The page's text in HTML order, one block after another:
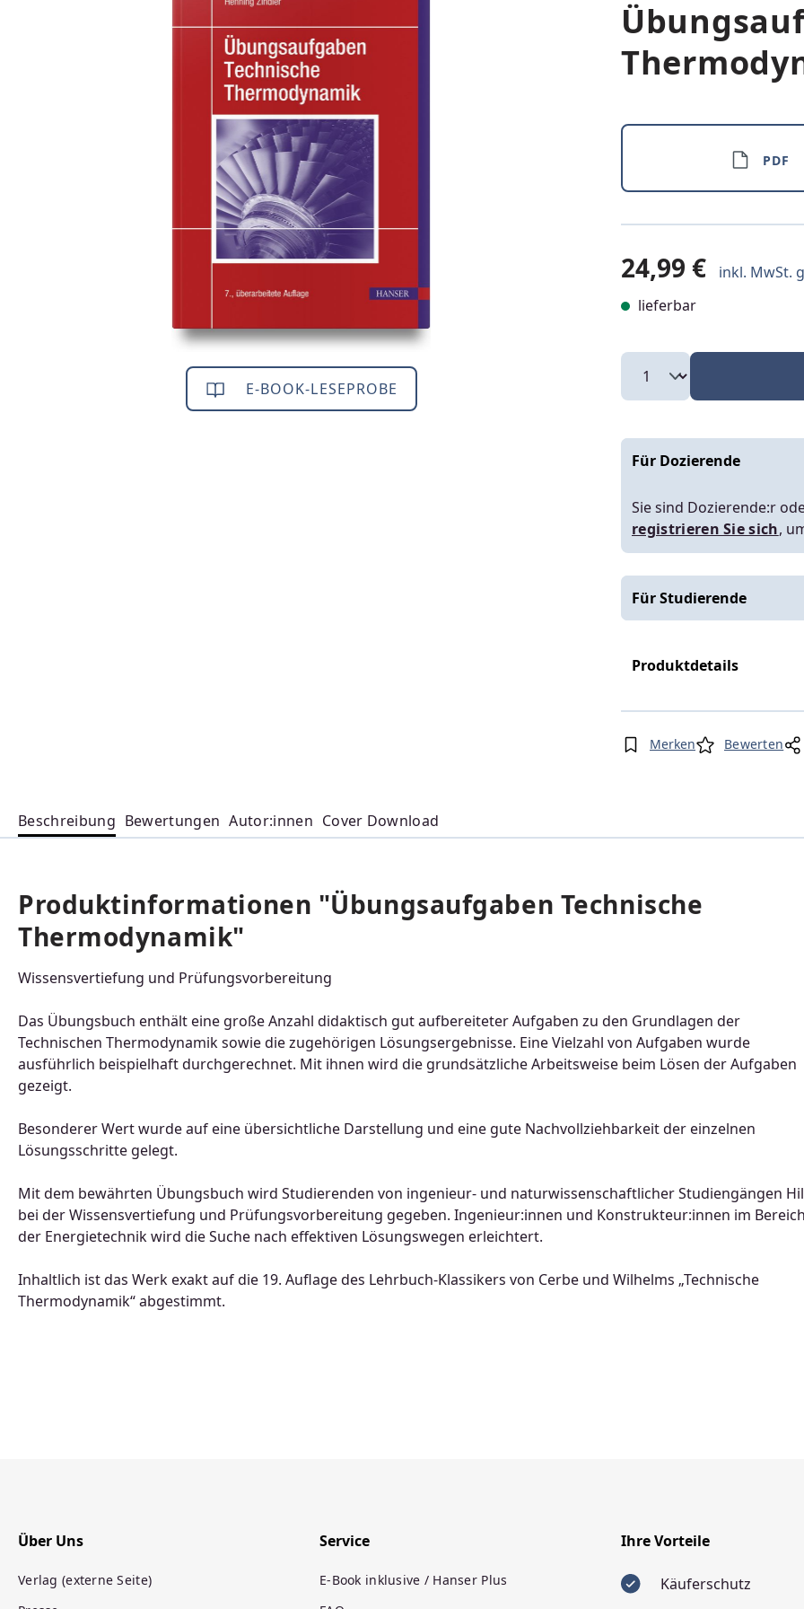
E-BOOK-LESEPROBE
PDF
24,99 €
inkl. MwSt.
lieferbar
Für Dozierende
Sie sind Dozierende:r
registrieren Sie sich,
Für Studierende
Produktdetails
Merken Bewerten
Beschreibung Bewertungen Autor:innen Cover Download
Produktinformationen "Übungsaufgaben Technische
Thermodynamik"
Wissensvertiefung und Prüfungsvorbereitung
Das Übungsbuch enthält eine große Anzahl didaktisch gut aufbereiteter Aufgaben zu den Grundlagen der
Technischen Thermodynamik sowie die zugehörigen Lösungsergebnisse. Eine Vielzahl von Aufgaben wurde
ausführlich beispielhaft durchgerechnet. Mit ihnen wird die grundsätzliche Arbeitsweise beim Lösen der Aufgaben
gezeigt.
Besonderer Wert wurde auf eine übersichtliche Darstellung und eine gute Nachvollziehbarkeit der einzelnen
Lösungsschritte gelegt.
Mit dem bewährten Übungsbuch wird Studierenden von ingenieur- und naturwissenschaftlicher Studiengängen
bei der Wissensvertiefung und Prüfungsvorbereitung gegeben. Ingenieur:innen und Konstrukteur:innen im
der Energietechnik wird die Suche nach effektiven Lösungswegen erleichtert.
Inhaltlich ist das Werk exakt auf die 19. Auflage des Lehrbuch-Klassikers von Cerbe und Wilhelms „Technische
Thermodynamik“ abgestimmt.
Über Uns
Verlag (externe Seite)
Service
E-Book inklusive / Hanser Plus
Ihre Vorteile
Käuferschutz